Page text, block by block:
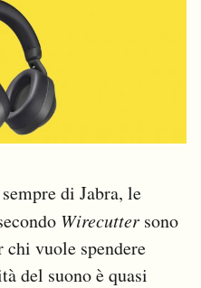
di Jabra, le
Wirecutter sono
chi vuole spendere
del suono è quasi